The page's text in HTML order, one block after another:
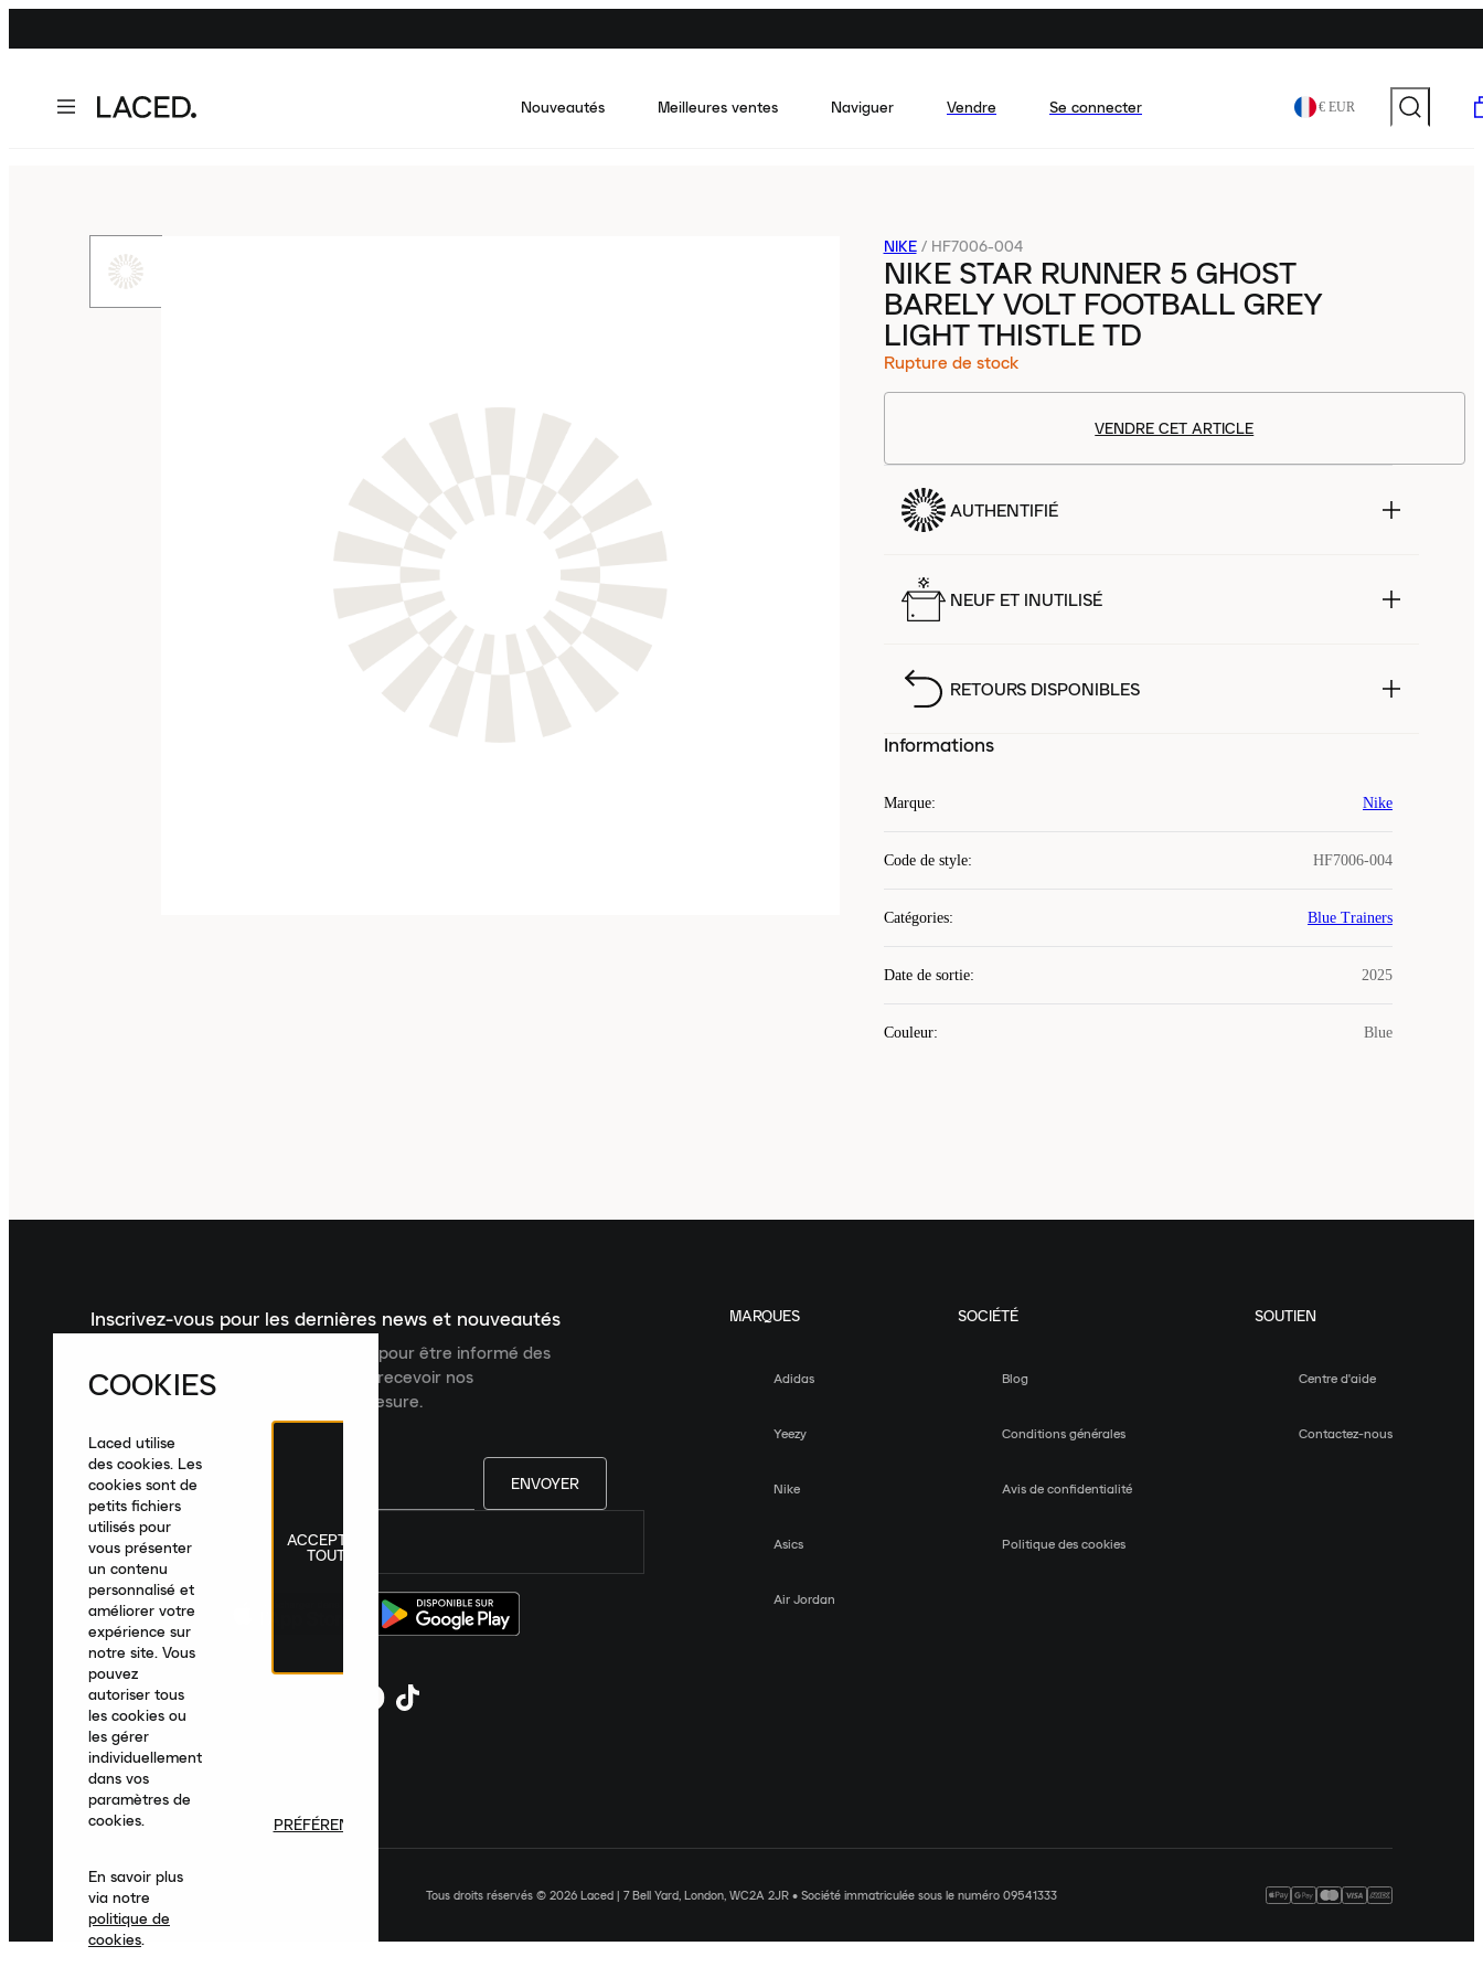
Nouveautés Meilleures ventes Naviguer Vendre Se connecter € EUR
NIKE / HF7006-004
NIKE STAR RUNNER 5 GHOST
BARELY VOLT FOOTBALL GREY
LIGHT THISTLE TD
Rupture de stock
VENDRE CET ARTICLE
AUTHENTIFIÉ
NEUF ET INUTILISÉ
RETOURS DISPONIBLES
Informations
Marque: Nike
Code de style: HF7006-004
Catégories: Blue Trainers
Date de sortie: 2025
Couleur: Blue
Inscrivez-vous pour les dernières news et nouveautés
Inscrivez-vous à la newsletter Laced pour être informé des
dernières nouveautés, collections et recevoir nos
recommandations de produits sur mesure.
ENVOYER
France|Français
MARQUES
Adidas
Yeezy
Nike
Asics
Air Jordan
SOCIÉTÉ
Blog
Conditions générales
Avis de confidentialité
Politique des cookies
SOUTIEN
Centre d'aide
Contactez-nous
Tous droits réservés © 2026 Laced | 7 Bell Yard, London, WC2A 2JR • Société immatriculée sous le numéro 09541333
COOKIES
Laced utilise
des cookies. Les
cookies sont de
petits fichiers
utilisés pour
vous présenter
un contenu
personnalisé et
améliorer votre
expérience sur
notre site. Vous
pouvez
autoriser tous
les cookies ou
les gérer
individuellement
dans vos
paramètres de
cookies.
En savoir plus
via notre
politique de
cookies.
ACCEPTER
TOUT
PRÉFÉRENCES